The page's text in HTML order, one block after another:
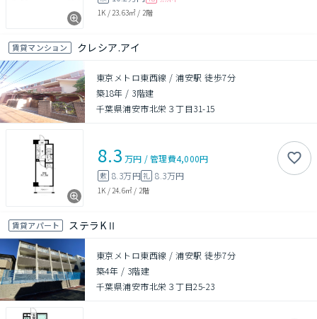
1K / 23.63㎡ / 2階
賃貸マンション クレシア.アイ
東京メトロ東西線 / 浦安駅 徒歩7分
築18年 / 3階建
千葉県浦安市北栄３丁目31-15
8.3 万円 /管理費4,000円
敷 8.3万円礼 8.3万円
1K / 24.6㎡ / 2階
賃貸アパート ステラKⅡ
東京メトロ東西線 / 浦安駅 徒歩7分
築4年 / 3階建
千葉県浦安市北栄３丁目25-23